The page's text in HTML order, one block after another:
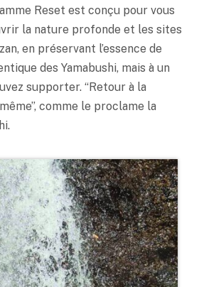
Reset est conçu pour vous
la nature profonde et les sites
en préservant l’essence de
des Yamabushi, mais à un
supporter. “Retour à la
comme le proclame la